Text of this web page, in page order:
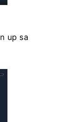
up sa